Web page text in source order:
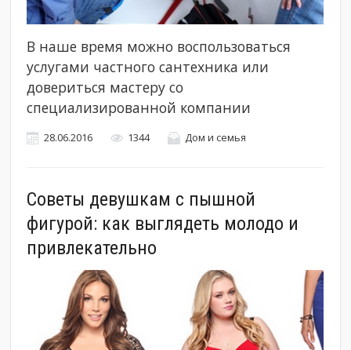
В наше время можно воспользоваться
услугами частного сантехника или
довериться мастеру со
специализированной компании
28.06.2016 1344 Дом и семья
Советы девушкам с пышной
фигурой: как выглядеть молодо и
привлекательно